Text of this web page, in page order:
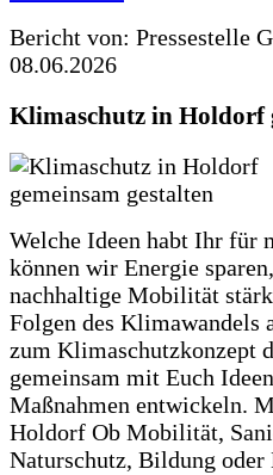
Bericht von: Pressestelle
08.06.2026
Klimaschutz in Holdorf
Welche Ideen habt Ihr für
können wir Energie
nachhaltige Mobilität
Folgen des Klimawandels
zum Klimaschutzkonzept
gemeinsam mit Euch
Maßnahmen entwickeln.
Holdorf Ob Mobilität,
Naturschutz, Bildung oder